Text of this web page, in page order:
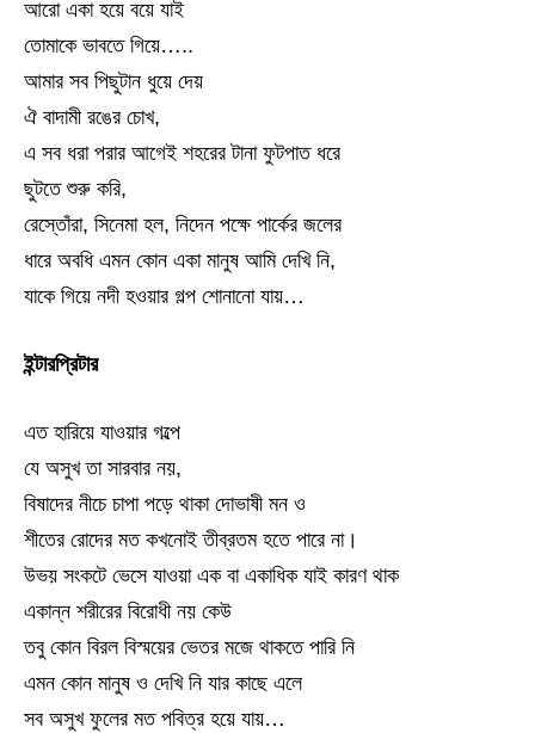
আরো একা হয়ে বয়ে যাই
তোমাকে ভাবতে গিয়ে…..
আমার সব পিছুটান ধুয়ে দেয়
ঐ বাদামী রঙের চোখ,
এ সব ধরা পরার আগেই শহরের টানা ফুটপাত ধরে
ছুটতে শুরু করি,
রেস্তোঁরা, সিনেমা হল, নিদেন পক্ষে পার্কের জলের
ধারে অবধি এমন কোন একা মানুষ আমি দেখি নি,
যাকে গিয়ে নদী হওয়ার গল্প শোনানো যায়…
ইন্টারপ্রিটার
এত হারিয়ে যাওয়ার গল্পে
যে অসুখ তা সারবার নয়,
বিষাদের নীচে চাপা পড়ে থাকা দোভাষী মন ও
শীতের রোদের মত কখনোই তীব্রতম হতে পারে না।
উভয় সংকটে ভেসে যাওয়া এক বা একাধিক যাই কারণ থাক
একান্ন শরীরের বিরোধী নয় কেউ
তবু কোন বিরল বিস্ময়ের ভেতর মজে থাকতে পারি নি
এমন কোন মানুষ ও দেখি নি যার কাছে এলে
সব অসুখ ফুলের মত পবিত্র হয়ে যায়…